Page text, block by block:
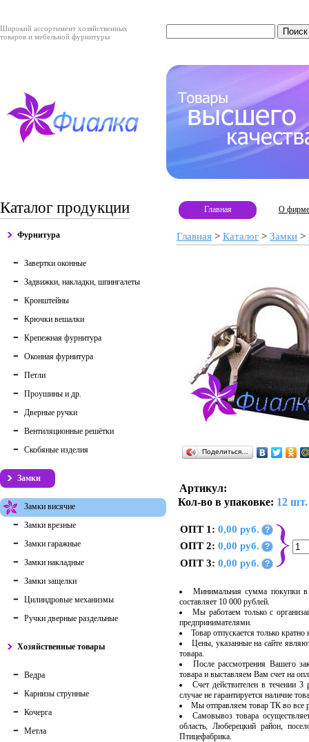
Широкий ассортимент хозяйственных
товаров и мебельной фурнитуры
Каталог продукции
Фурнитура
Завертки оконные
Задвижки, накладки, шпингалеты
Кронштейны
Крючки вешалки
Крепежная фурнитура
Оконная фурнитура
Петли
Проушины и др.
Дверные ручки
Вентиляционные решётки
Скобяные изделия
Замки
Замки висячие
Замки врезные
Замки гаражные
Замки накладные
Замки защелки
Цилиндровые механизмы
Ручки дверные раздельные
Хозяйственные товары
Ведра
Карнизы струнные
Кочерга
Метла
Главная О фирме
Главная > Каталог > Замки >
Поделиться…
Артикул:
Кол-во в упаковке: 12 шт.
ОПТ 1: 0,00 руб. ?
ОПТ 2: 0,00 руб. ?
ОПТ 3: 0,00 руб. ?
Минимальная сумма покупки в
составляет 10 000 рублей.
Мы работаем только с
предпринимателями.
Товар отпускается только
Цены, указанные на сайте
товара.
После рассмотрения Вашего
товара и выставляем Вам счет на
Счет действителен в течении
случае не гарантируется наличие
Мы отправляем товар ТК во
Самовывоз товара
область, Люберецкий район,
Птицефабрика.